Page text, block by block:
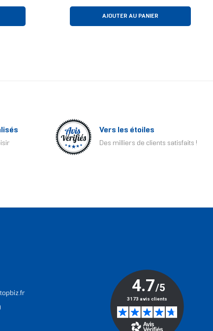
AJOUTER AU PANIER
Vers les étoiles
Des milliers de clients satisfaits !